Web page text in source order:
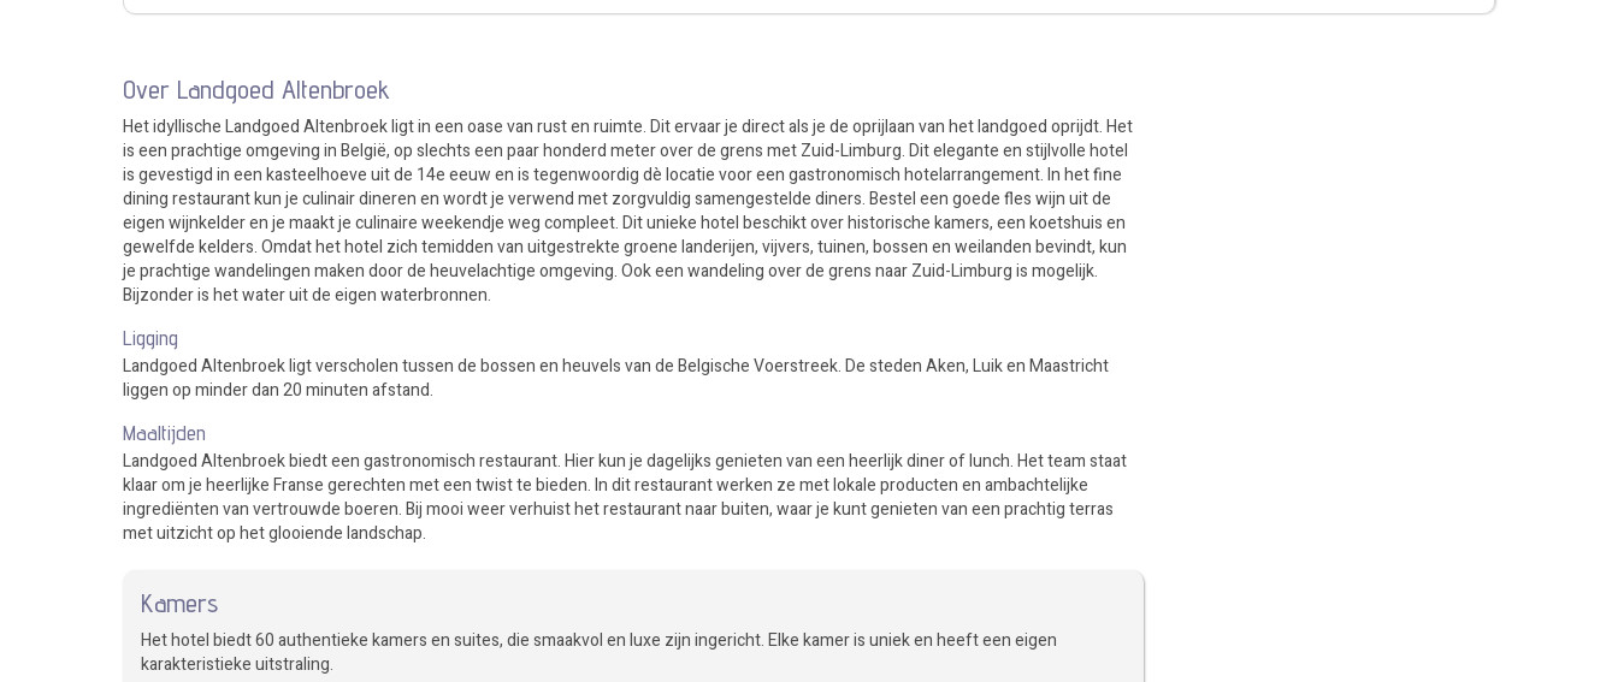
Over Landgoed Altenbroek
Het idyllische Landgoed Altenbroek ligt in een oase van rust en ruimte. Dit ervaar je direct als je de oprijlaan van het landgoed oprijdt. Het
is een prachtige omgeving in België, op slechts een paar honderd meter over de grens met Zuid-Limburg. Dit elegante en stijlvolle hotel
is gevestigd in een kasteelhoeve uit de 14e eeuw en is tegenwoordig dè locatie voor een gastronomisch hotelarrangement. In het fine
dining restaurant kun je culinair dineren en wordt je verwend met zorgvuldig samengestelde diners. Bestel een goede fles wijn uit de
eigen wijnkelder en je maakt je culinaire weekendje weg compleet. Dit unieke hotel beschikt over historische kamers, een koetshuis en
gewelfde kelders. Omdat het hotel zich temidden van uitgestrekte groene landerijen, vijvers, tuinen, bossen en weilanden bevindt, kun
je prachtige wandelingen maken door de heuvelachtige omgeving. Ook een wandeling over de grens naar Zuid-Limburg is mogelijk.
Bijzonder is het water uit de eigen waterbronnen.
Ligging
Landgoed Altenbroek ligt verscholen tussen de bossen en heuvels van de Belgische Voerstreek. De steden Aken, Luik en Maastricht
liggen op minder dan 20 minuten afstand.
Maaltijden
Landgoed Altenbroek biedt een gastronomisch restaurant. Hier kun je dagelijks genieten van een heerlijk diner of lunch. Het team staat
klaar om je heerlijke Franse gerechten met een twist te bieden. In dit restaurant werken ze met lokale producten en ambachtelijke
ingrediënten van vertrouwde boeren. Bij mooi weer verhuist het restaurant naar buiten, waar je kunt genieten van een prachtig terras
met uitzicht op het glooiende landschap.
Kamers
Het hotel biedt 60 authentieke kamers en suites, die smaakvol en luxe zijn ingericht. Elke kamer is uniek en heeft een eigen
karakteristieke uitstraling.